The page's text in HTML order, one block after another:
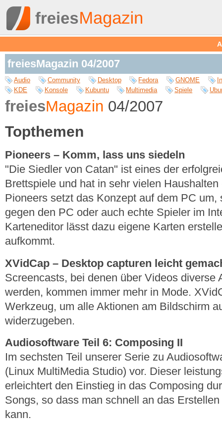
freiesMagazin 04/2007
Audio Community Desktop Fedora GNOME
KDE
Konsole Kubuntu Multimedia Spiele
freiesMagazin 04/2007
Topthemen
Pioneers – Komm, lass uns siedeln
"Die Siedler von Catan" ist eines der
Brettspiele und hat in sehr vielen
Pioneers setzt das Konzept auf dem PC um,
gegen den PC oder auch echte Spieler im
Karteneditor lässt dazu eigene Karten
aufkommt.
XVidCap – Desktop capturen leicht
Screencasts, bei denen über Videos diverse
werden, kommen immer mehr in Mode.
Werkzeug, um alle Aktionen am Bildschirm
widerzugeben.
Audiosoftware Teil 6: Composing II
Im sechsten Teil unserer Serie zu
(Linux MultiMedia Studio) vor. Dieser
erleichtert den Einstieg in das Composing
Songs, so dass man schnell an das
kann.